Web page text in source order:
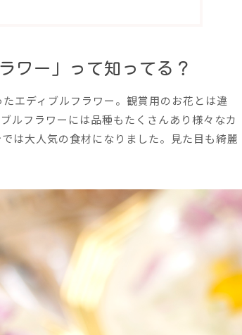
ワー」って知ってる？
エディブルフラワー。観賞用のお花とは違
ルフラワーには品種もたくさんあり様々なカ
は大人気の食材になりました。見た目も綺麗